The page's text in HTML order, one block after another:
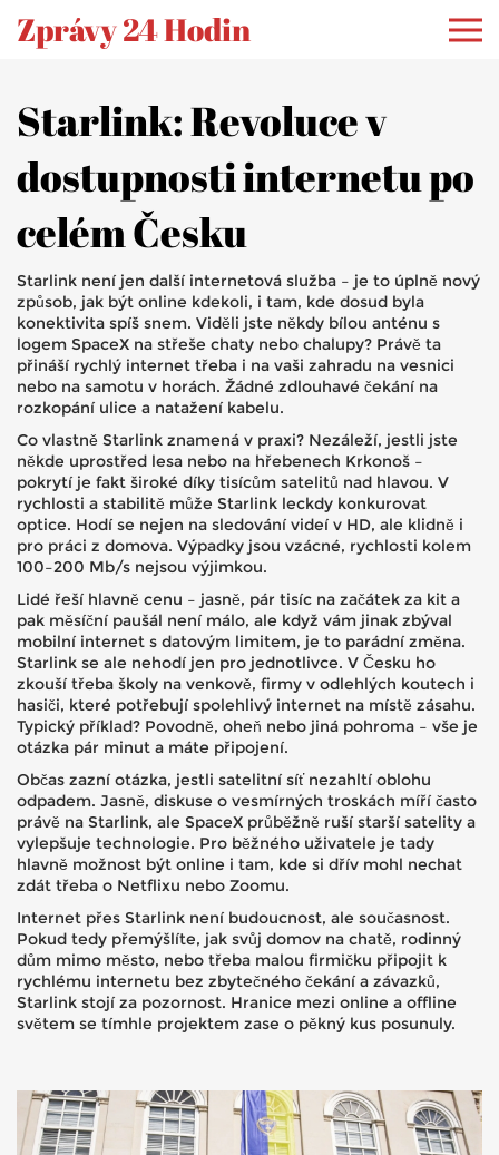
Zprávy 24 Hodin
Starlink: Revoluce v
dostupnosti internetu po
celém Česku
Starlink není jen další internetová služba – je to úplně nový
způsob, jak být online kdekoli, i tam, kde dosud byla
konektivita spíš snem. Viděli jste někdy bílou anténu s
logem SpaceX na střeše chaty nebo chalupy? Právě ta
přináší rychlý internet třeba i na vaši zahradu na vesnici
nebo na samotu v horách. Žádné zdlouhavé čekání na
rozkopání ulice a natažení kabelu.
Co vlastně Starlink znamená v praxi? Nezáleží, jestli jste
někde uprostřed lesa nebo na hřebenech Krkonoš –
pokrytí je fakt široké díky tisícům satelitů nad hlavou. V
rychlosti a stabilitě může Starlink leckdy konkurovat
optice. Hodí se nejen na sledování videí v HD, ale klidně i
pro práci z domova. Výpadky jsou vzácné, rychlosti kolem
100–200 Mb/s nejsou výjimkou.
Lidé řeší hlavně cenu – jasně, pár tisíc na začátek za kit a
pak měsíční paušál není málo, ale když vám jinak zbýval
mobilní internet s datovým limitem, je to parádní změna.
Starlink se ale nehodí jen pro jednotlivce. V Česku ho
zkouší třeba školy na venkově, firmy v odlehlých koutech i
hasiči, které potřebují spolehlivý internet na místě zásahu.
Typický příklad? Povodně, oheň nebo jiná pohroma – vše je
otázka pár minut a máte připojení.
Občas zazní otázka, jestli satelitní síť nezahltí oblohu
odpadem. Jasně, diskuse o vesmírných troskách míří často
právě na Starlink, ale SpaceX průběžně ruší starší satelity a
vylepšuje technologie. Pro běžného uživatele je tady
hlavně možnost být online i tam, kde si dřív mohl nechat
zdát třeba o Netflixu nebo Zoomu.
Internet přes Starlink není budoucnost, ale současnost.
Pokud tedy přemýšlíte, jak svůj domov na chatě, rodinný
dům mimo město, nebo třeba malou firmičku připojit k
rychlému internetu bez zbytečného čekání a závazků,
Starlink stojí za pozornost. Hranice mezi online a offline
světem se tímhle projektem zase o pěkný kus posunuly.